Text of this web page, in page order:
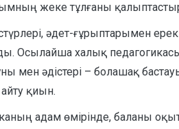
жеке тұлғаны
әдет-ғұрыптарымен
Осылайша халық
мен әдістері – болашақ
қиын.
адам өмірінде, баланы